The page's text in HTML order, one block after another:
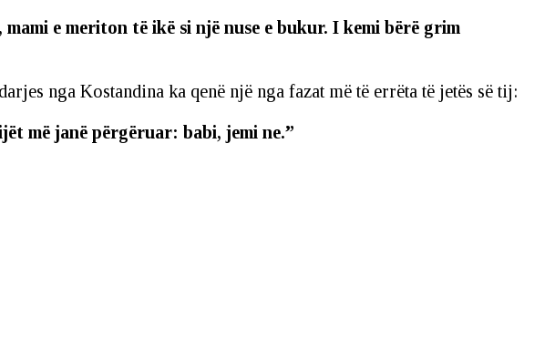
e meriton të ikë si një nuse e bukur. I kemi bërë grim
nga Kostandina ka qenë një nga fazat më të errëta të jetës së tij:
më janë përgëruar: babi, jemi ne.”